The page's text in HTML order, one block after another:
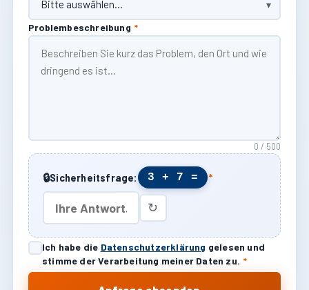
Problembeschreibung *
0 / 500
🔒Sicherheitsfrage: 3 + 7 = *
↻
Ich habe die Datenschutzerklärung gelesen und
stimme der Verarbeitung meiner Daten zu. *